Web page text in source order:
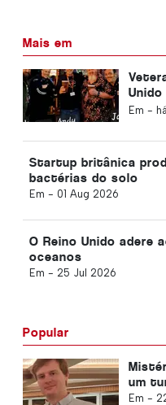
Mais em
Em -
Startup britânica
bactérias do solo
Em - 01 Aug 2026
O Reino Unido adere
oceanos
Em - 25 Jul 2026
Popular
um
Em -